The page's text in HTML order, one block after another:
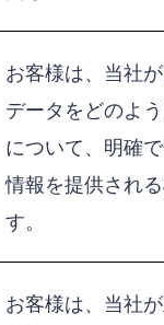
お客様は、当社
データをどのよ
について、明確
情報を提供され
す。
お客様は、当社